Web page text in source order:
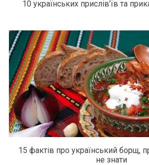
10 українських прислів’їв та
15 фактів про український борщ,
не знати